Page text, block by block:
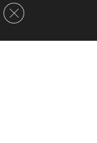
Close GDPR